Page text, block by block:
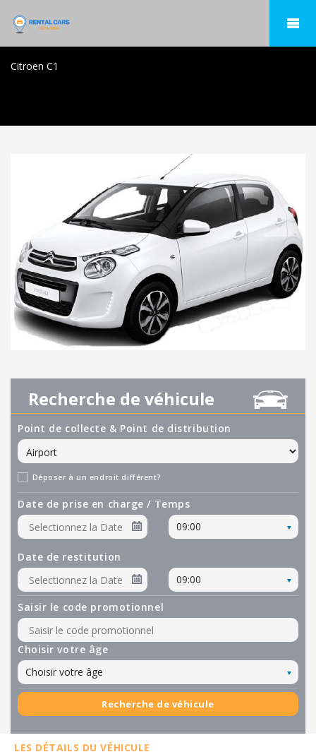
Citroen C1
Recherche de véhicule
Point de collecte & Point de distribution
Déposer à un endroit différent?
Date de prise en charge / Temps
09:00
Date de restitution
09:00
Saisir le code promotionnel
Choisir votre âge
Choisir votre âge
Recherche de véhicule
LES DÉTAILS DU VÉHICULE